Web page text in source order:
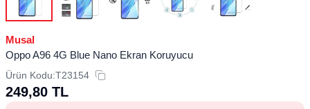
Musal
Oppo A96 4G Blue Nano Ekran Koruyucu
Ürün Kodu:T23154
249,80 TL